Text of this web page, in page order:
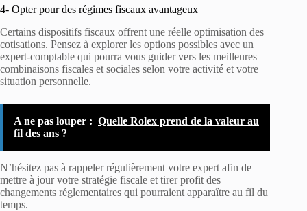
4- Opter pour des régimes fiscaux avantageux
Certains dispositifs fiscaux offrent une réelle optimisation des
cotisations. Pensez à explorer les options possibles avec un
expert-comptable qui pourra vous guider vers les meilleures
combinaisons fiscales et sociales selon votre activité et votre
situation personnelle.
A ne pas louper : Quelle Rolex prend de la valeur au
fil des ans ?
N’hésitez pas à rappeler régulièrement votre expert afin de
mettre à jour votre stratégie fiscale et tirer profit des
changements réglementaires qui pourraient apparaître au fil du
temps.